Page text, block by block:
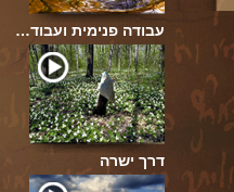
עבודה פנימית ועבוד…
דרך ישרה
ב